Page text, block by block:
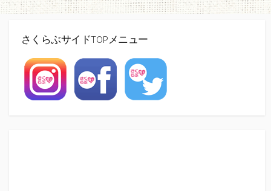
さくらぶサイドTOPメニュー